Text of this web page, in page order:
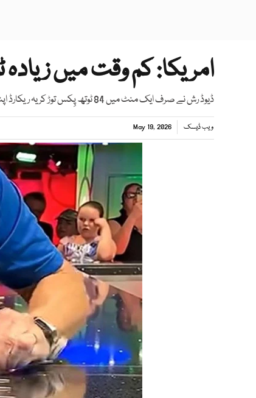
امریکا: کم وقت میں
ڈیوڈ رش نے صرف ایک منٹ میں 84 ٹوتھ پِکس توڑ کر یہ ریکارڈ اپنے نام کیا
ویب ڈیسک May 19, 2026